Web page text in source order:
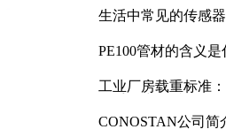
生活中常见的传感
PE100管材的含义是
工业厂房载重标准
CONOSTAN公司简